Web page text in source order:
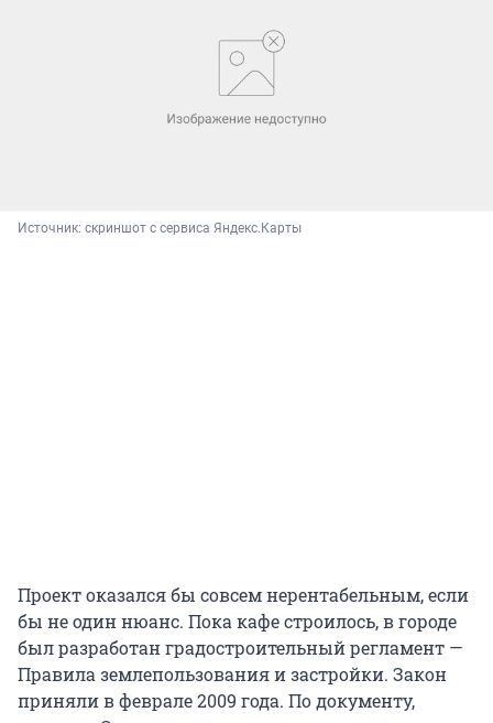
Источник: скриншот с сервиса Яндекс.Карты
Проект оказался бы совсем нерентабельным, если
бы не один нюанс. Пока кафе строилось, в городе
был разработан градостроительный регламент —
Правила землепользования и застройки. Закон
приняли в феврале 2009 года. По документу,